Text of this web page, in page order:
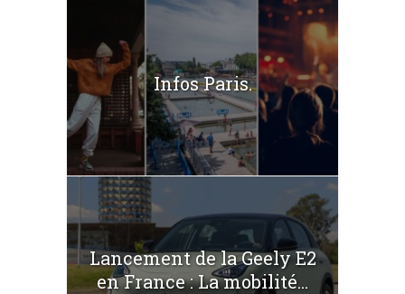
Infos Paris.
Lancement de la Geely E2
en France : La mobilité...